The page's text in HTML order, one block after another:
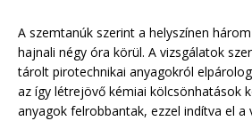
A szemtanúk szerint a helyszínen
hajnali négy óra körül. A vizsgálatok
tárolt pirotechnikai anyagokról
az így létrejövő kémiai kölcsönhatások
anyagok felrobbantak, ezzel indítva el a